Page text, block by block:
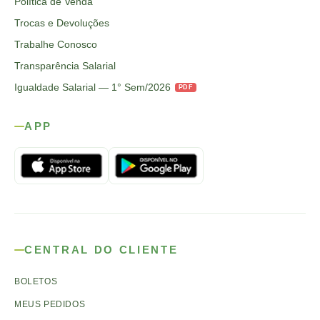
Trocas e Devoluções
Trabalhe Conosco
Transparência Salarial
Igualdade Salarial — 1° Sem/2026
PDF
APP
CENTRAL DO CLIENTE
BOLETOS
MEUS PEDIDOS